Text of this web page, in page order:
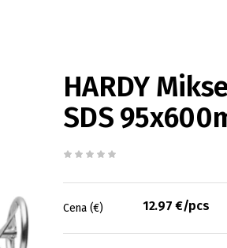
HARDY
SDS
Cena (€) 12.97 €/pcs